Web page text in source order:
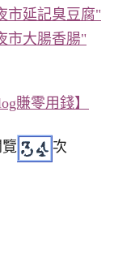
市延記臭豆腐"
市大腸香腸"
賺零用錢】
次